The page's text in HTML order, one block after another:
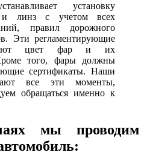
установку
и линз с учетом всех
правил дорожного
Эти регламентирующие
цвет фар и их
того, фары должны
сертификаты. Наши
все эти моменты,
обращаться именно к
мы проводим